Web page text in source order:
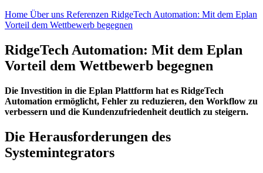
Home Über uns Referenzen RidgeTech Automation: Mit dem Eplan
Vorteil dem Wettbewerb begegnen
RidgeTech Automation: Mit dem Eplan
Vorteil dem Wettbewerb begegnen
Die Investition in die Eplan Plattform hat es RidgeTech
Automation ermöglicht, Fehler zu reduzieren, den Workflow zu
verbessern und die Kundenzufriedenheit deutlich zu steigern.
Die Herausforderungen des
Systemintegrators